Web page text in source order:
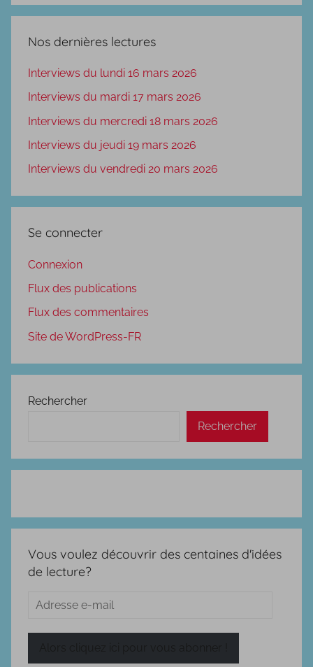
Nos dernières lectures
Interviews du lundi 16 mars 2026
Interviews du mardi 17 mars 2026
Interviews du mercredi 18 mars 2026
Interviews du jeudi 19 mars 2026
Interviews du vendredi 20 mars 2026
Se connecter
Connexion
Flux des publications
Flux des commentaires
Site de WordPress-FR
Rechercher
Rechercher
Vous voulez découvrir des centaines d'idées
de lecture?
Adresse